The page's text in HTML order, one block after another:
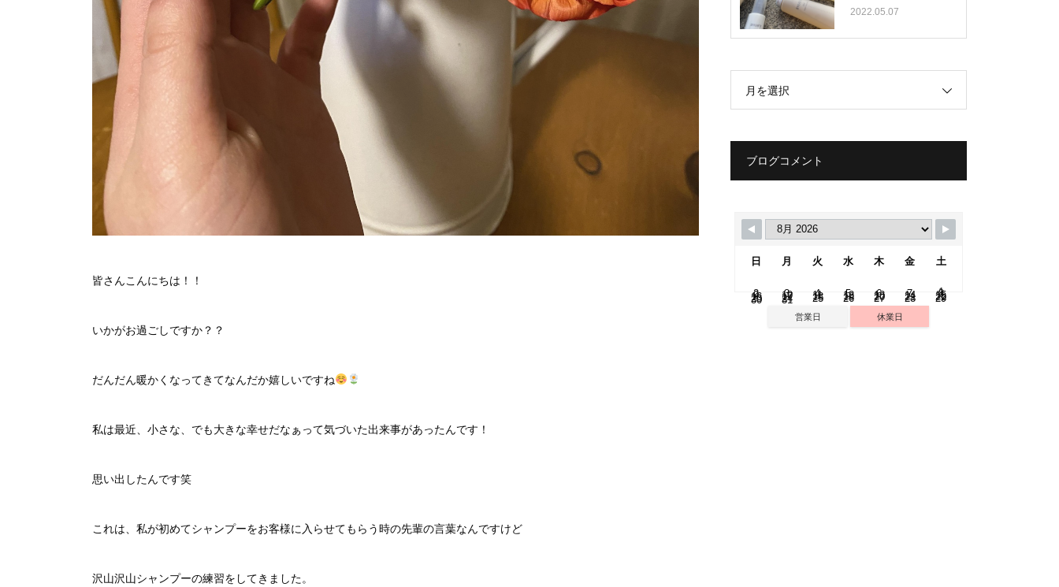
皆さんこんにちは！！
いかがお過ごしですか？？
だんだん暖かくなってきてなんだか嬉しいですね
私は最近、小さな、でも大きな幸せだなぁって気づいた出来事があったんです！
思い出したんです笑
これは、私が初めてシャンプーをお客様に入らせてもらう時の先輩の言葉なんですけど
沢山沢山シャンプーの練習をしてきました。
2022.05.07
月を選択
ブログコメント
日 月 火 水 木 金 土
1
2 3 4 5 6 7 8
9 10 11 12 13 14 15
16 17 18 19 20 21 22
23 24 25 26 27 28 29
30 31
営業日 休業日